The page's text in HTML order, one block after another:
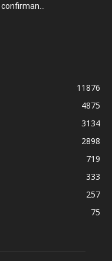
11876
4875
3134
2898
719
333
257
75